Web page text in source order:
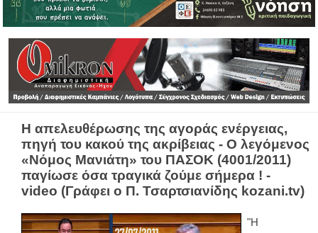
Η απελευθέρωσης της αγοράς ενέργειας,
πηγή του κακού της ακρίβειας - Ο λεγόμενος
«Νόμος Μανιάτη» του ΠΑΣΟΚ (4001/2011)
παγίωσε όσα τραγικά ζούμε σήμερα ! -
video (Γράφει ο Π. Τσαρτσιανίδης kozani.tv)
"Η